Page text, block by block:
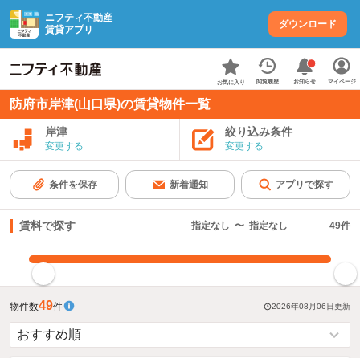
ニフティ不動産
賃貸アプリ
ダウンロード
お気に入り 閲覧履歴 お知らせ マイページ
防府市岸津(山口県)の賃貸物件一覧
岸津
変更する
絞り込み条件
変更する
条件を保存 新着通知 アプリで探す
賃料で探す 指定なし 〜 指定なし 49件
物件数49件 2026年08月06日更新